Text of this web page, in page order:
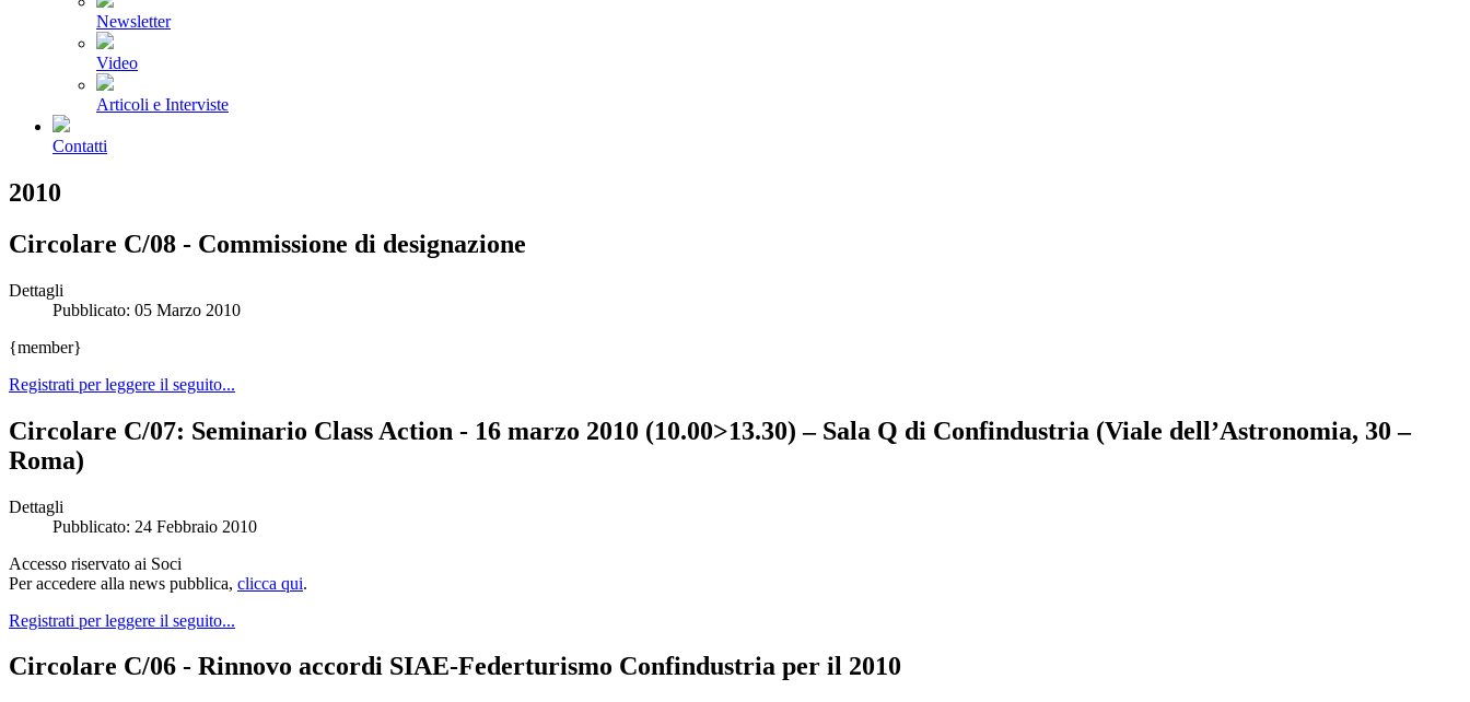
Newsletter
Video
Articoli e Interviste
Contatti
2010
Circolare C/08 - Commissione di designazione
Dettagli
Pubblicato: 05 Marzo 2010
{member}
Registrati per leggere il seguito...
Circolare C/07: Seminario Class Action - 16 marzo 2010 (10.00>13.30) – Sala Q di Confindustria (Viale dell’Astronomia, 30 –
Roma)
Dettagli
Pubblicato: 24 Febbraio 2010
Accesso riservato ai Soci
Per accedere alla news pubblica, clicca qui.
Registrati per leggere il seguito...
Circolare C/06 - Rinnovo accordi SIAE-Federturismo Confindustria per il 2010